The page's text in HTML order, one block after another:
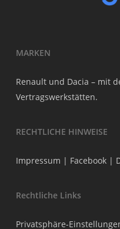
MARKEN
Renault und Dacia – mit
Vertragswerkstätten.
RECHTLICHE HINWEISE
Impressum | Facebook|
Rechtliche Links
Privatsphäre-